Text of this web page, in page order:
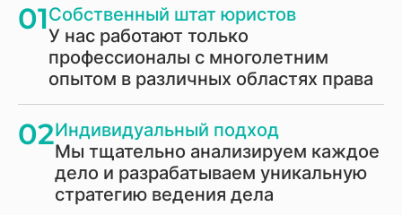
01Собственный штат юристов
У нас работают только
профессионалы с многолетним
опытом в различных областях права
02Индивидуальный подход
Мы тщательно анализируем каждое
дело и разрабатываем уникальную
стратегию ведения дела